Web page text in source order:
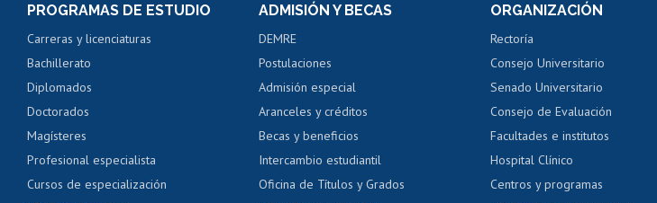
Servicio médico y dental
Pago de arancel y crédito alumnos
Pago de arancel y crédito exalumnos
Certificado de títulos y grados
Perfeccionamiento
Evaluación docente
Calificación académica
Postulación al AUCAI
Mi Uchile Ayuda tecnológica Tarjeta TUI
PROGRAMAS DE ESTUDIO
Carreras y licenciaturas
Bachillerato
Diplomados
Doctorados
Magísteres
Profesional especialista
Cursos de especialización
ADMISIÓN Y BECAS
DEMRE
Postulaciones
Admisión especial
Aranceles y créditos
Becas y beneficios
Intercambio estudiantil
Oficina de Títulos y Grados
ORGANIZACIÓN
Rectoría
Consejo Universitario
Senado Universitario
Consejo de Evaluación
Facultades e institutos
Hospital Clínico
Centros y programas